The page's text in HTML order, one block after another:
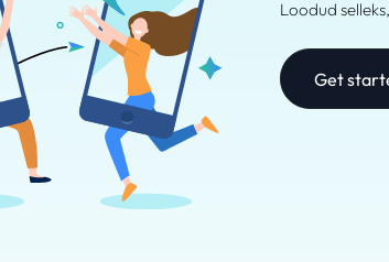
Loodud
Get